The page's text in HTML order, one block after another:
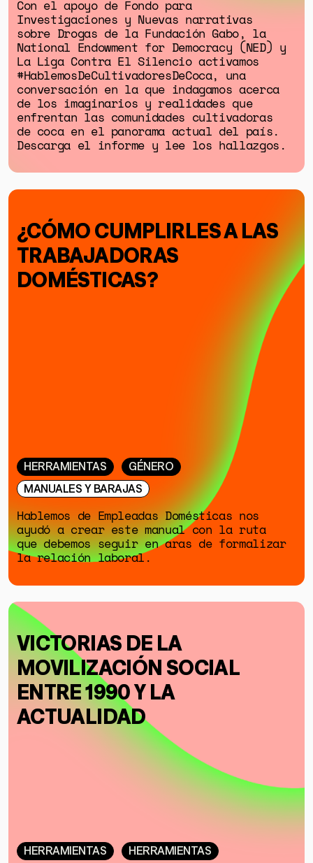
GÉNERO
DERECHOS HUMANOS
SALUD MENTAL
EMERGENCIA CLIMÁTICA
HERRAMIENTAS
SOBRE MUTANTE
DONACIONES
Con el apoyo de Fondo para
Investigaciones y Nuevas narrativas
sobre Drogas de la Fundación Gabo, la
National Endowment for Democracy (NED) y
La Liga Contra El Silencio activamos
#HablemosDeCultivadoresDeCoca, una
conversación en la que indagamos acerca
de los imaginarios y realidades que
enfrentan las comunidades cultivadoras
de coca en el panorama actual del país.
Descarga el informe y lee los hallazgos.
¿CÓMO CUMPLIRLES A LAS
TRABAJADORAS
DOMÉSTICAS?
HERRAMIENTAS
GÉNERO
MANUALES Y BARAJAS
Hablemos de Empleadas Domésticas nos
ayudó a crear este manual con la ruta
que debemos seguir en aras de formalizar
la relación laboral.
VICTORIAS DE LA
MOVILIZACIÓN SOCIAL
ENTRE 1990 Y LA
ACTUALIDAD
HERRAMIENTAS
HERRAMIENTAS